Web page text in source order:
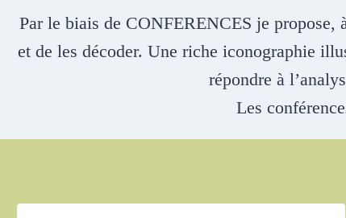
Par le biais de CONFERENCES je propose,
et de les décoder. Une riche iconographie
répondre à
Les